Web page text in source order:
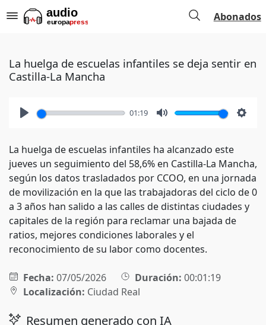
Abonados
La huelga de escuelas infantiles se deja sentir en
Castilla-La Mancha
01:19
La huelga de escuelas infantiles ha alcanzado este
jueves un seguimiento del 58,6% en Castilla-La Mancha,
según los datos trasladados por CCOO, en una jornada
de movilización en la que las trabajadoras del ciclo de 0
a 3 años han salido a las calles de distintas ciudades y
capitales de la región para reclamar una bajada de
ratios, mejores condiciones laborales y el
reconocimiento de su labor como docentes.
Fecha: 07/05/2026 Duración: 00:01:19
Localización: Ciudad Real
Resumen generado con IA